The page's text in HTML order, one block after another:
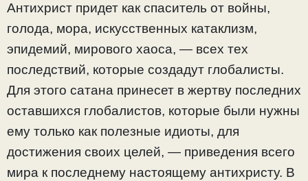
Антихрист придет как спаситель от войны,
голода, мора, искусственных катаклизм,
эпидемий, мирового хаоса, — всех тех
последствий, которые создадут глобалисты.
Для этого сатана принесет в жертву последних
оставшихся глобалистов, которые были нужны
ему только как полезные идиоты, для
достижения своих целей, — приведения всего
мира к последнему настоящему антихристу. В